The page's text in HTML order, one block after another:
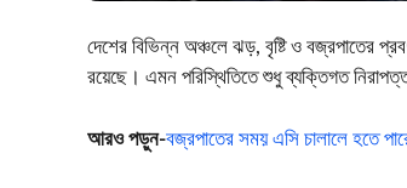
দেশের বিভিন্ন অঞ্চলে ঝড়, বৃষ্টি ও বজ্রপাতের
রয়েছে। এমন পরিস্থিতিতে শুধু ব্যক্তিগত
আরও পড়ুন-বজ্রপাতের সময় এসি চালালে হতে